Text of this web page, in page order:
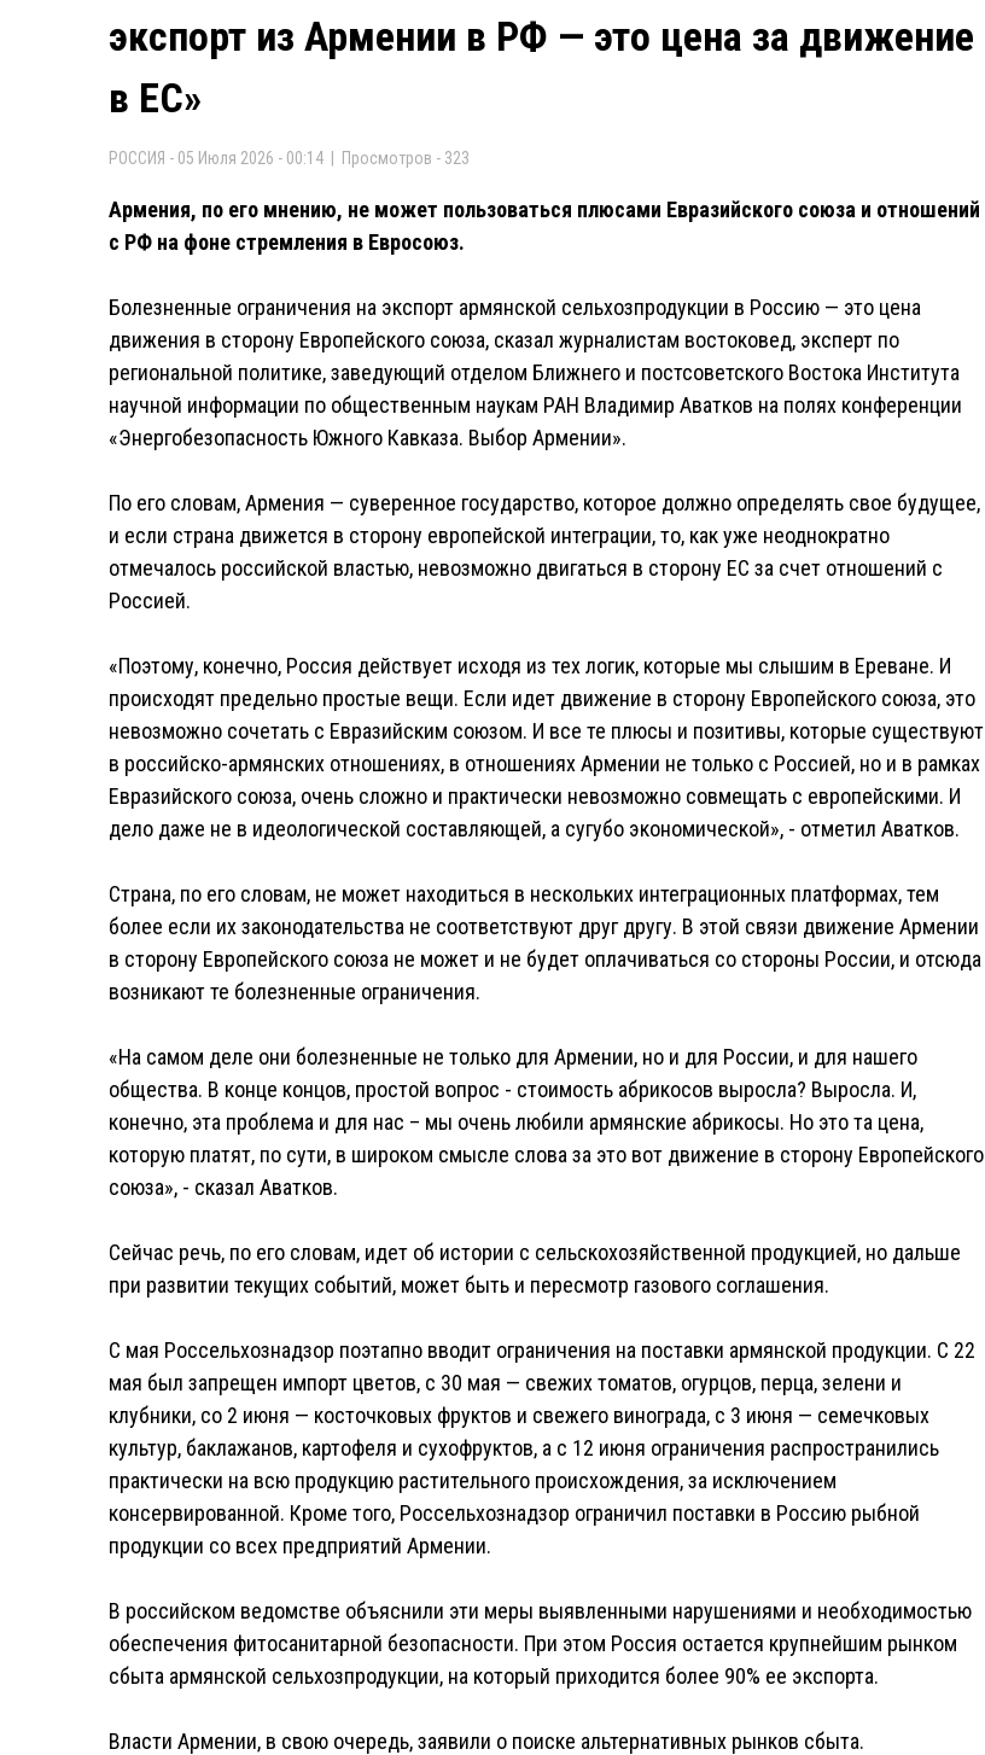
экспорт из Армении в РФ — это цена за движение
в ЕС»
РОССИЯ - 05 Июля 2026 - 00:14 | Просмотров - 323
Армения, по его мнению, не может пользоваться плюсами Евразийского союза и отношений
с РФ на фоне стремления в Евросоюз.
Болезненные ограничения на экспорт армянской сельхозпродукции в Россию — это цена
движения в сторону Европейского союза, сказал журналистам востоковед, эксперт по
региональной политике, заведующий отделом Ближнего и постсоветского Востока Института
научной информации по общественным наукам РАН Владимир Аватков на полях конференции
«Энергобезопасность Южного Кавказа. Выбор Армении».
По его словам, Армения — суверенное государство, которое должно определять свое будущее,
и если страна движется в сторону европейской интеграции, то, как уже неоднократно
отмечалось российской властью, невозможно двигаться в сторону ЕС за счет отношений с
Россией.
«Поэтому, конечно, Россия действует исходя из тех логик, которые мы слышим в Ереване. И
происходят предельно простые вещи. Если идет движение в сторону Европейского союза, это
невозможно сочетать с Евразийским союзом. И все те плюсы и позитивы, которые существуют
в российско-армянских отношениях, в отношениях Армении не только с Россией, но и в рамках
Евразийского союза, очень сложно и практически невозможно совмещать с европейскими. И
дело даже не в идеологической составляющей, а сугубо экономической», - отметил Аватков.
Страна, по его словам, не может находиться в нескольких интеграционных платформах, тем
более если их законодательства не соответствуют друг другу. В этой связи движение Армении
в сторону Европейского союза не может и не будет оплачиваться со стороны России, и отсюда
возникают те болезненные ограничения.
«На самом деле они болезненные не только для Армении, но и для России, и для нашего
общества. В конце концов, простой вопрос - стоимость абрикосов выросла? Выросла. И,
конечно, эта проблема и для нас – мы очень любили армянские абрикосы. Но это та цена,
которую платят, по сути, в широком смысле слова за это вот движение в сторону Европейского
союза», - сказал Аватков.
Сейчас речь, по его словам, идет об истории с сельскохозяйственной продукцией, но дальше
при развитии текущих событий, может быть и пересмотр газового соглашения.
С мая Россельхознадзор поэтапно вводит ограничения на поставки армянской продукции. С 22
мая был запрещен импорт цветов, с 30 мая — свежих томатов, огурцов, перца, зелени и
клубники, со 2 июня — косточковых фруктов и свежего винограда, с 3 июня — семечковых
культур, баклажанов, картофеля и сухофруктов, а с 12 июня ограничения распространились
практически на всю продукцию растительного происхождения, за исключением
консервированной. Кроме того, Россельхознадзор ограничил поставки в Россию рыбной
продукции со всех предприятий Армении.
В российском ведомстве объяснили эти меры выявленными нарушениями и необходимостью
обеспечения фитосанитарной безопасности. При этом Россия остается крупнейшим рынком
сбыта армянской сельхозпродукции, на который приходится более 90% ее экспорта.
Власти Армении, в свою очередь, заявили о поиске альтернативных рынков сбыта.